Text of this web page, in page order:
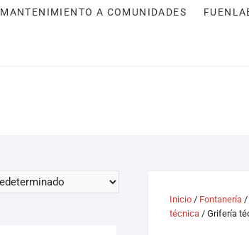
MANTENIMIENTO A COMUNIDADES
Inicio / Fontanería /
técnica / Grifería